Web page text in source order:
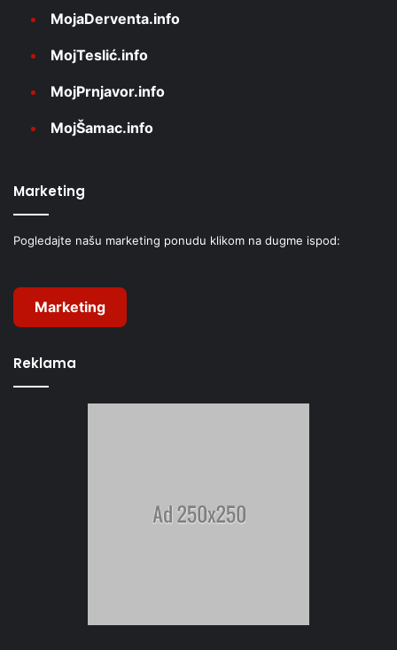
MojaDerventa.info
MojTeslić.info
MojPrnjavor.info
MojŠamac.info
Marketing
Pogledajte našu marketing ponudu klikom na dugme ispod:
Marketing
Reklama